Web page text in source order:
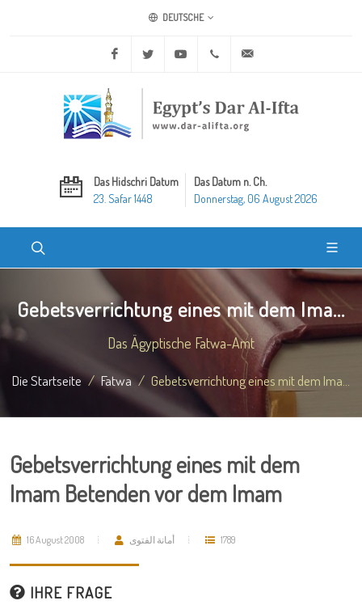
DEUTSCHE
Facebook Twitter Youtube +20 2 25970400
Das Hidschri Datum
23. Safar 1448
Das Datum n. Ch.
Donnerstag, 06 August 2026
Gebetsverrichtung eines mit dem Ima...
Das Ägyptische Fatwa-Amt
Die Startseite Fatwa Gebetsverrichtung eines mit dem Ima...
Gebetsverrichtung eines mit dem
Imam Betenden vor dem Imam
16 August 2008 أمانة الفتوى 1789
IHRE FRAGE